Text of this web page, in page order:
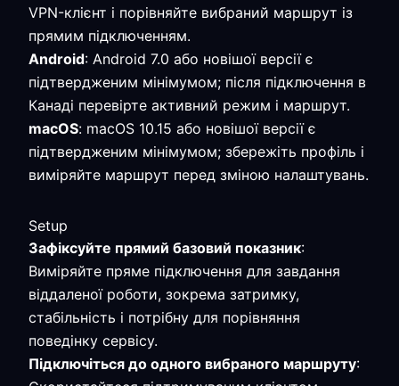
VPN-клієнт і порівняйте вибраний маршрут із
прямим підключенням.
Android: Android 7.0 або новішої версії є
підтвердженим мінімумом; після підключення в
Канаді перевірте активний режим і маршрут.
macOS: macOS 10.15 або новішої версії є
підтвердженим мінімумом; збережіть профіль і
виміряйте маршрут перед зміною налаштувань.
Setup
Зафіксуйте прямий базовий показник:
Виміряйте пряме підключення для завдання
віддаленої роботи, зокрема затримку,
стабільність і потрібну для порівняння
поведінку сервісу.
Підключіться до одного вибраного маршруту: